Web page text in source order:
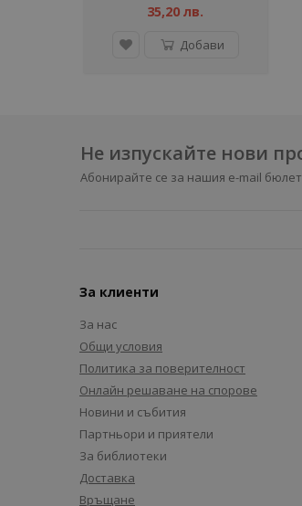
35,20 лв.
Добави
Не изпускайте нови
Абонирайте се за нашия e-mail
За клиенти
За нас
Общи условия
Политика за поверителност
Онлайн решаване на спорове
Новини и събития
Партньори и приятели
За библиотеки
Доставка
Връщане